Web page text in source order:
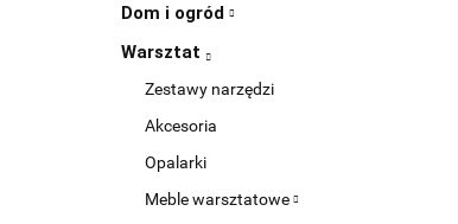
Dom i ogród
Warsztat
Zestawy narzędzi
Akcesoria
Opalarki
Meble warsztatowe